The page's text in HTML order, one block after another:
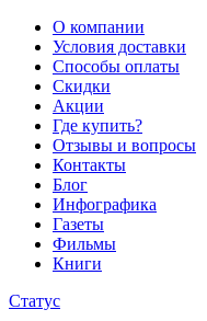
О компании
Условия доставки
Способы оплаты
Скидки
Акции
Где купить?
Отзывы и вопросы
Контакты
Блог
Инфографика
Газеты
Фильмы
Книги
Статус